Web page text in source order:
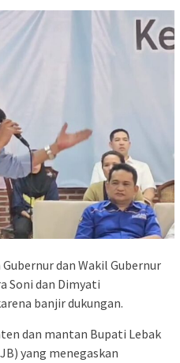
dan Wakil Gubernur
Soni dan Dimyati
banjir dukungan.
dan mantan Bupati Lebak
yang menegaskan